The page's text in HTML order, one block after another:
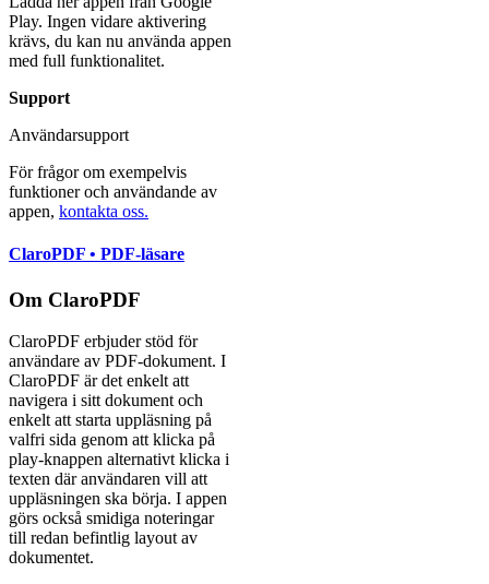
Play. Ingen vidare aktivering
krävs, du kan nu använda appen
med full funktionalitet.
Support
Användarsupport
För frågor om exempelvis
funktioner och användande av
appen, kontakta oss.
ClaroPDF • PDF-läsare
Om ClaroPDF
ClaroPDF erbjuder stöd för
användare av PDF-dokument. I
ClaroPDF är det enkelt att
navigera i sitt dokument och
enkelt att starta uppläsning på
valfri sida genom att klicka på
play-knappen alternativt klicka i
texten där användaren vill att
uppläsningen ska börja. I appen
görs också smidiga noteringar
till redan befintlig layout av
dokumentet.